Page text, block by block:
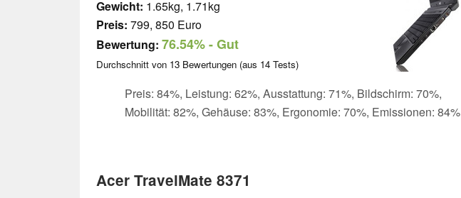
Gewicht: 1.65kg, 1.71kg
Preis: 799, 850 Euro
Bewertung: 76.54%- Gut
Durchschnitt von 13 Bewertungen (aus 14 Tests)
Preis: 84%, Leistung: 62%, Ausstattung: 71%, Bildschirm: 70%,
Mobilität: 82%, Gehäuse: 83%, Ergonomie: 70%, Emissionen: 84%
Acer TravelMate 8371